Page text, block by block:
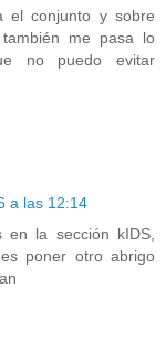
el conjunto y sobre
me pasa lo
no puedo evitar
a las 12:14
en la sección kIDS,
poner otro abrigo